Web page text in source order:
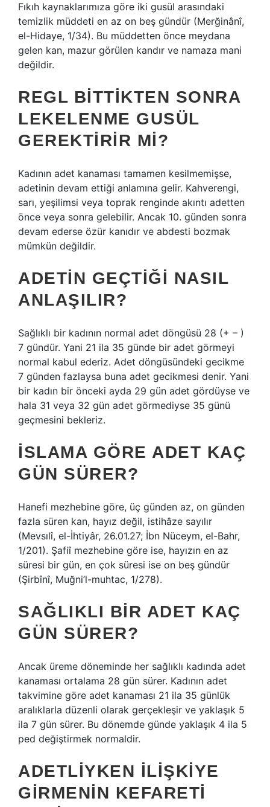
Fıkıh kaynaklarımıza göre iki gusül arasındaki
temizlik müddeti en az on beş gündür (Merğinânî,
el-Hidaye, 1/34). Bu müddetten önce meydana
gelen kan, mazur görülen kandır ve namaza mani
değildir.
REGL BITTIKTEN SONRA
LEKELENME GUSÜL
GEREKTIRIR MI?
Kadının adet kanaması tamamen kesilmemişse,
adetinin devam ettiği anlamına gelir. Kahverengi,
sarı, yeşilimsi veya toprak renginde akıntı adetten
önce veya sonra gelebilir. Ancak 10. günden sonra
devam ederse özür kanıdır ve abdesti bozmak
mümkün değildir.
ADETIN GEÇTIĞI NASIL
ANLAŞILIR?
Sağlıklı bir kadının normal adet döngüsü 28 (+ – )
7 gündür. Yani 21 ila 35 günde bir adet görmeyi
normal kabul ederiz. Adet döngüsündeki gecikme
7 günden fazlaysa buna adet gecikmesi denir. Yani
bir kadın bir önceki ayda 29 gün adet gördüyse ve
hala 31 veya 32 gün adet görmediyse 35 günü
geçmesini bekleriz.
İSLAMA GÖRE ADET KAÇ
GÜN SÜRER?
Hanefi mezhebine göre, üç günden az, on günden
fazla süren kan, hayız değil, istihâze sayılır
(Mevsılî, el-İhtiyâr, 26.01.27; İbn Nüceym, el-Bahr,
1/201). Şafiî mezhebine göre ise, hayızın en az
süresi bir gün, en çok süresi ise on beş gündür
(Şirbînî, Muğni’l-muhtac, 1/278).
SAĞLIKLI BIR ADET KAÇ
GÜN SÜRER?
Ancak üreme döneminde her sağlıklı kadında adet
kanaması ortalama 28 gün sürer. Kadının adet
takvimine göre adet kanaması 21 ila 35 günlük
aralıklarla düzenli olarak gerçekleşir ve yaklaşık 5
ila 7 gün sürer. Bu dönemde günde yaklaşık 4 ila 5
ped değiştirmek normaldir.
ADETLIYKEN ILIŞKIYE
GIRMENIN KEFARETI